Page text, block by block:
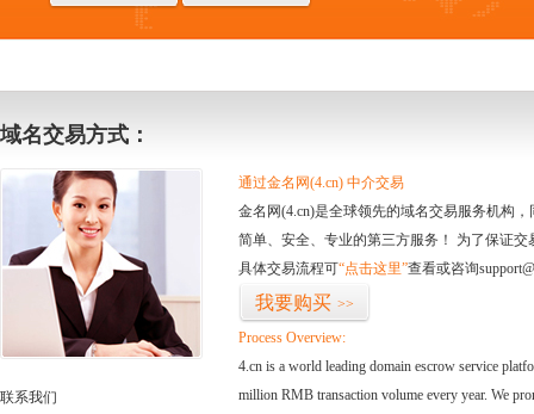
域名交易方式：
联系我们
通过金名网(4.cn) 中介交易
金名网(4.cn)是全球领先的域名交易服务机构
简单、安全、专业的第三方服务！ 为了保证
具体交易流程可“点击这里”查看或咨询
我要购买 >>
Process Overview:
4.cn is a world leading domain escrow service
million RMB transaction volume every year. We